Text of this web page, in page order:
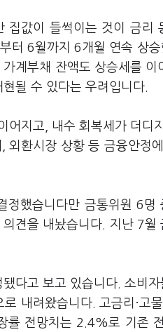
값이 들썩이는 것이 금리
터 6월까지 6개월 연속 상
계부채 잔액도 상승세를
될 수 있다는 우려입니다.
어지고, 내수 회복세가 더디
외환시장 상황 등 금융안정
정했습니다만 금통위원 6
견을 내놨습니다. 지난 7월
다고 보고 있습니다. 소비
내려왔습니다. 고금리·고
률 전망치는 2.4%로 기존